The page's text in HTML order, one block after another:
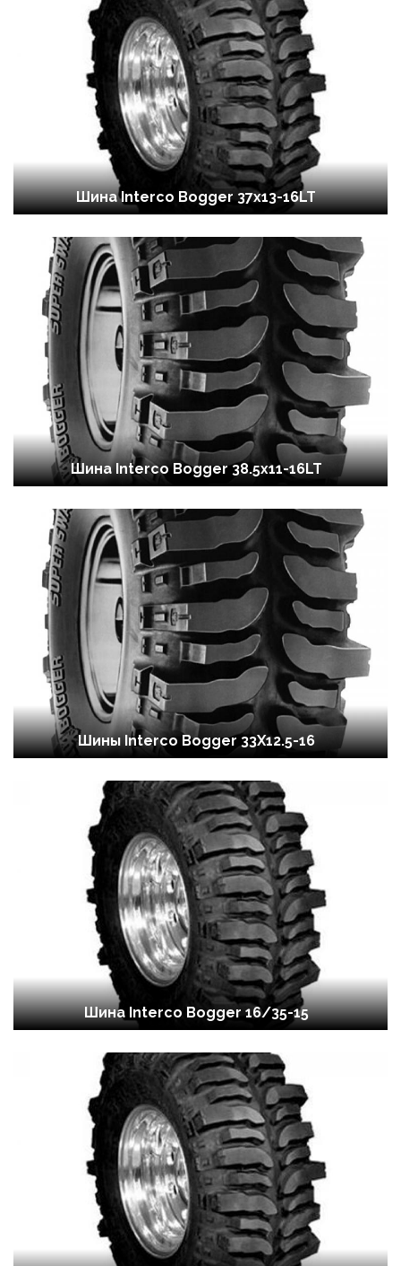
Шина Interco Bogger 37x13-16LT
Шина Interco Bogger 38.5x11-16LT
Шины Interco Bogger 33X12.5-16
Шина Interco Bogger 16/35-15